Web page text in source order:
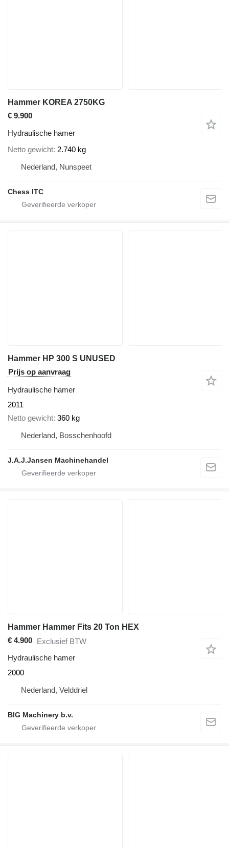
Hammer KOREA 2750KG
€ 9.900
Hydraulische hamer
Netto gewicht 2.740 kg
Nederland, Nunspeet
Chess ITC
Hammer HP 300 S UNUSED
Prijs op aanvraag
Hydraulische hamer
2011
Netto gewicht 360 kg
Nederland, Bosschenhoofd
J.A.J.Jansen Machinehandel
Hammer Hammer Fits 20 Ton HEX
€ 4.900 Exclusief BTW
Hydraulische hamer
2000
Nederland, Velddriel
BIG Machinery b.v.